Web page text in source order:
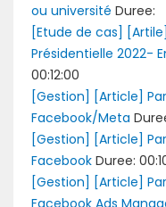
ou université Duree:
[Etude de cas]
Présidentielle 2022-
00:12:00
[Gestion] [Article]
Facebook/Meta
[Gestion] [Article]
Facebook Duree:
[Gestion] [Article]
Facebook Ads